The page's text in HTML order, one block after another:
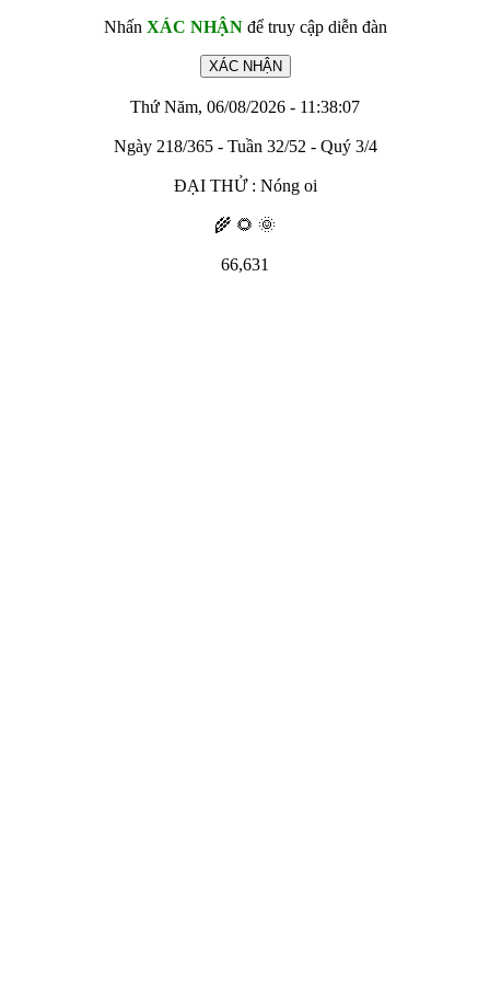
Nhấn XÁC NHẬNđể truy cập diễn đàn
Thứ Năm, 06/08/2026 - 11:38:07
Ngày 218/365 - Tuần 32/52 - Quý 3/4
ĐẠI THỬ : Nóng oi
🌾 🌻 🌞
66,631